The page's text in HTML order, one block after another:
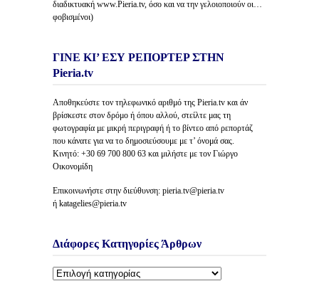
διαδικτυακή www.Pieria.tv, όσο και να την γελοιοποιούν οι…
φοβισμένοι)
ΓΙΝΕ ΚΙ’ ΕΣΥ ΡΕΠΟΡΤΕΡ ΣΤΗΝ
Pieria.tv
Αποθηκεύστε τον τηλεφωνικό αριθμό της Pieria.tv και άν
βρίσκεστε στον δρόμο ή όπου αλλού, στείλτε μας τη
φωτογραφία με μικρή περιγραφή ή το βίντεο από ρεπορτάζ
που κάνατε για να το δημοσιεύσουμε με τ’ όνομά σας.
Κινητό: +30 69 700 800 63 και μιλήστε με τον Γιώργο
Οικονομίδη
Επικοινωνήστε στην διεύθυνση: pieria.tv@pieria.tv
ή katagelies@pieria.tv
Διάφορες Κατηγορίες Άρθρων
Διάφορες